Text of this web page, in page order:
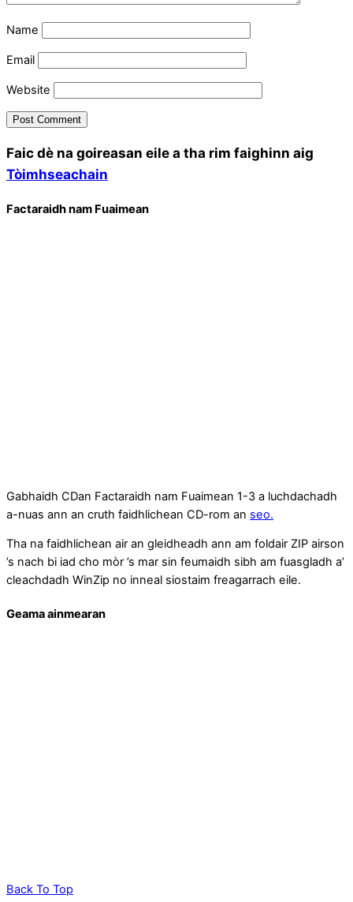
Name
Email
Website
Faic dè na goireasan eile a tha rim faighinn aig
Tòimhseachain
Factaraidh nam Fuaimean
Gabhaidh CDan Factaraidh nam Fuaimean 1-3 a luchdachadh
a-nuas ann an cruth faidhlichean CD-rom an seo.
Tha na faidhlichean air an gleidheadh ann am foldair ZIP airson
’s nach bi iad cho mòr ’s mar sin feumaidh sibh am fuasgladh a’
cleachdadh WinZip no inneal siostaim freagarrach eile.
Geama ainmearan
Back To Top